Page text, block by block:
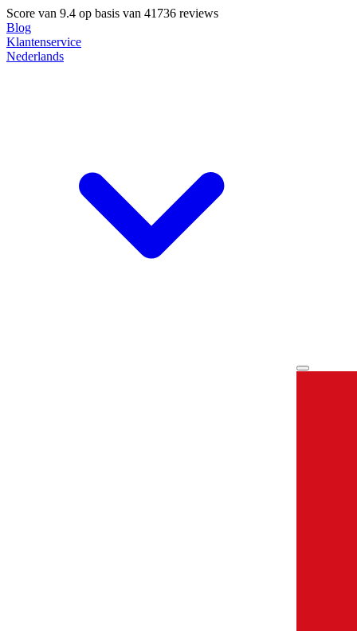
Score van 9.4 op basis van 41736 reviews
Blog
Klantenservice
Nederlands